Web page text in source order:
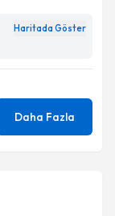
Haritada Göster
Daha Fazla